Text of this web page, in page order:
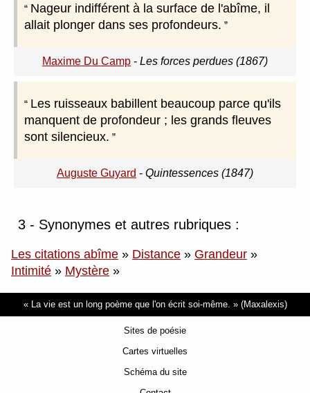
Nageur indifférent à la surface de l'abîme, il
allait plonger dans ses profondeurs.
Maxime Du Camp - Les forces perdues (1867)
Les ruisseaux babillent beaucoup parce qu'ils
manquent de profondeur ; les grands fleuves
sont silencieux.
Auguste Guyard - Quintessences (1847)
3 - Synonymes et autres rubriques :
Les citations abîme » Distance » Grandeur »
Intimité » Mystère »
La vie est un long poème que l'on écrit soi-même. (Maxalexis)
Sites de poésie
Cartes virtuelles
Schéma du site